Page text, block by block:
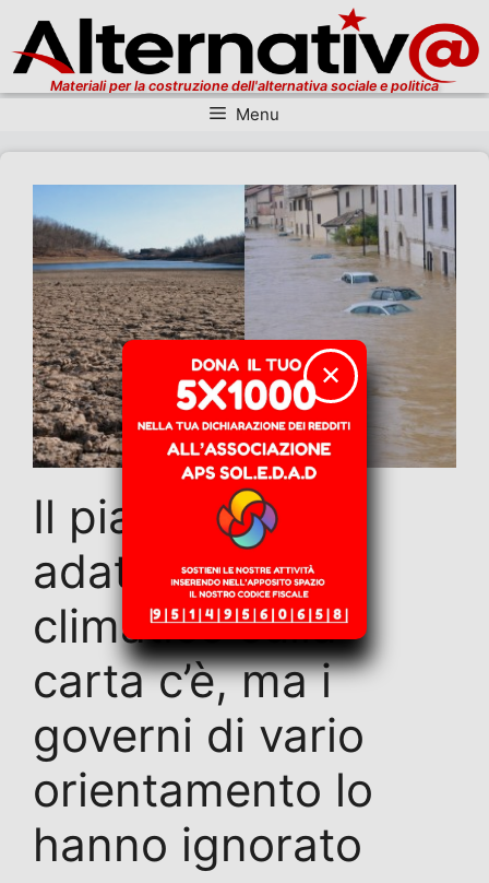
Materiali per la costruzione dell'alternativa sociale e politica
Menu
Il piano di
adattamento
climatico sulla
carta c’è, ma i
governi di vario
orientamento lo
hanno ignorato
✕